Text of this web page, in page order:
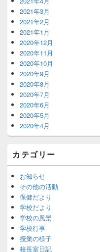
2021年3月
2021年2月
2021年1月
2020年12月
2020年11月
2020年10月
2020年9月
2020年8月
2020年7月
2020年6月
2020年5月
2020年4月
カテゴリー
お知らせ
その他の活動
保健だより
学校だより
学校の風景
学校行事
授業の様子
校長室日記